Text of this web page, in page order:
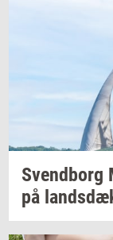
Svend­borg
på